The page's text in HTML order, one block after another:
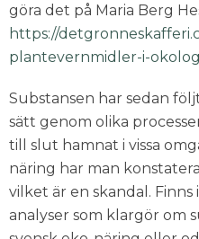
göra det på Maria Berg
https://
plantevernmidler-i-
Substansen har sedan
sätt genom olika
till slut hamnat i vissa
näring har man
vilket är en skandal. Finns
analyser som klargör om